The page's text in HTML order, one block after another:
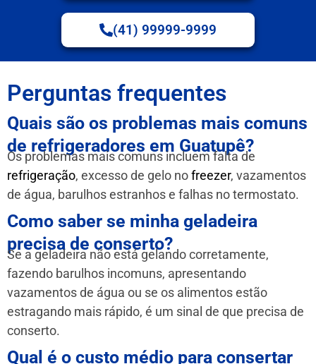
(41) 99999-9999
Perguntas frequentes
Quais são os problemas mais comuns
de refrigeradores em Guatupê?
Os problemas mais comuns incluem falta de
refrigeração, excesso de gelo nofreezer, vazamentos
de água, barulhos estranhos e falhas no termostato.
Como saber se minha geladeira
precisa de conserto?
Se a geladeira não está gelando corretamente,
fazendo barulhos incomuns, apresentando
vazamentos de água ou se os alimentos estão
estragando mais rápido, é um sinal de que precisa de
conserto.
Qual é o custo médio para consertar